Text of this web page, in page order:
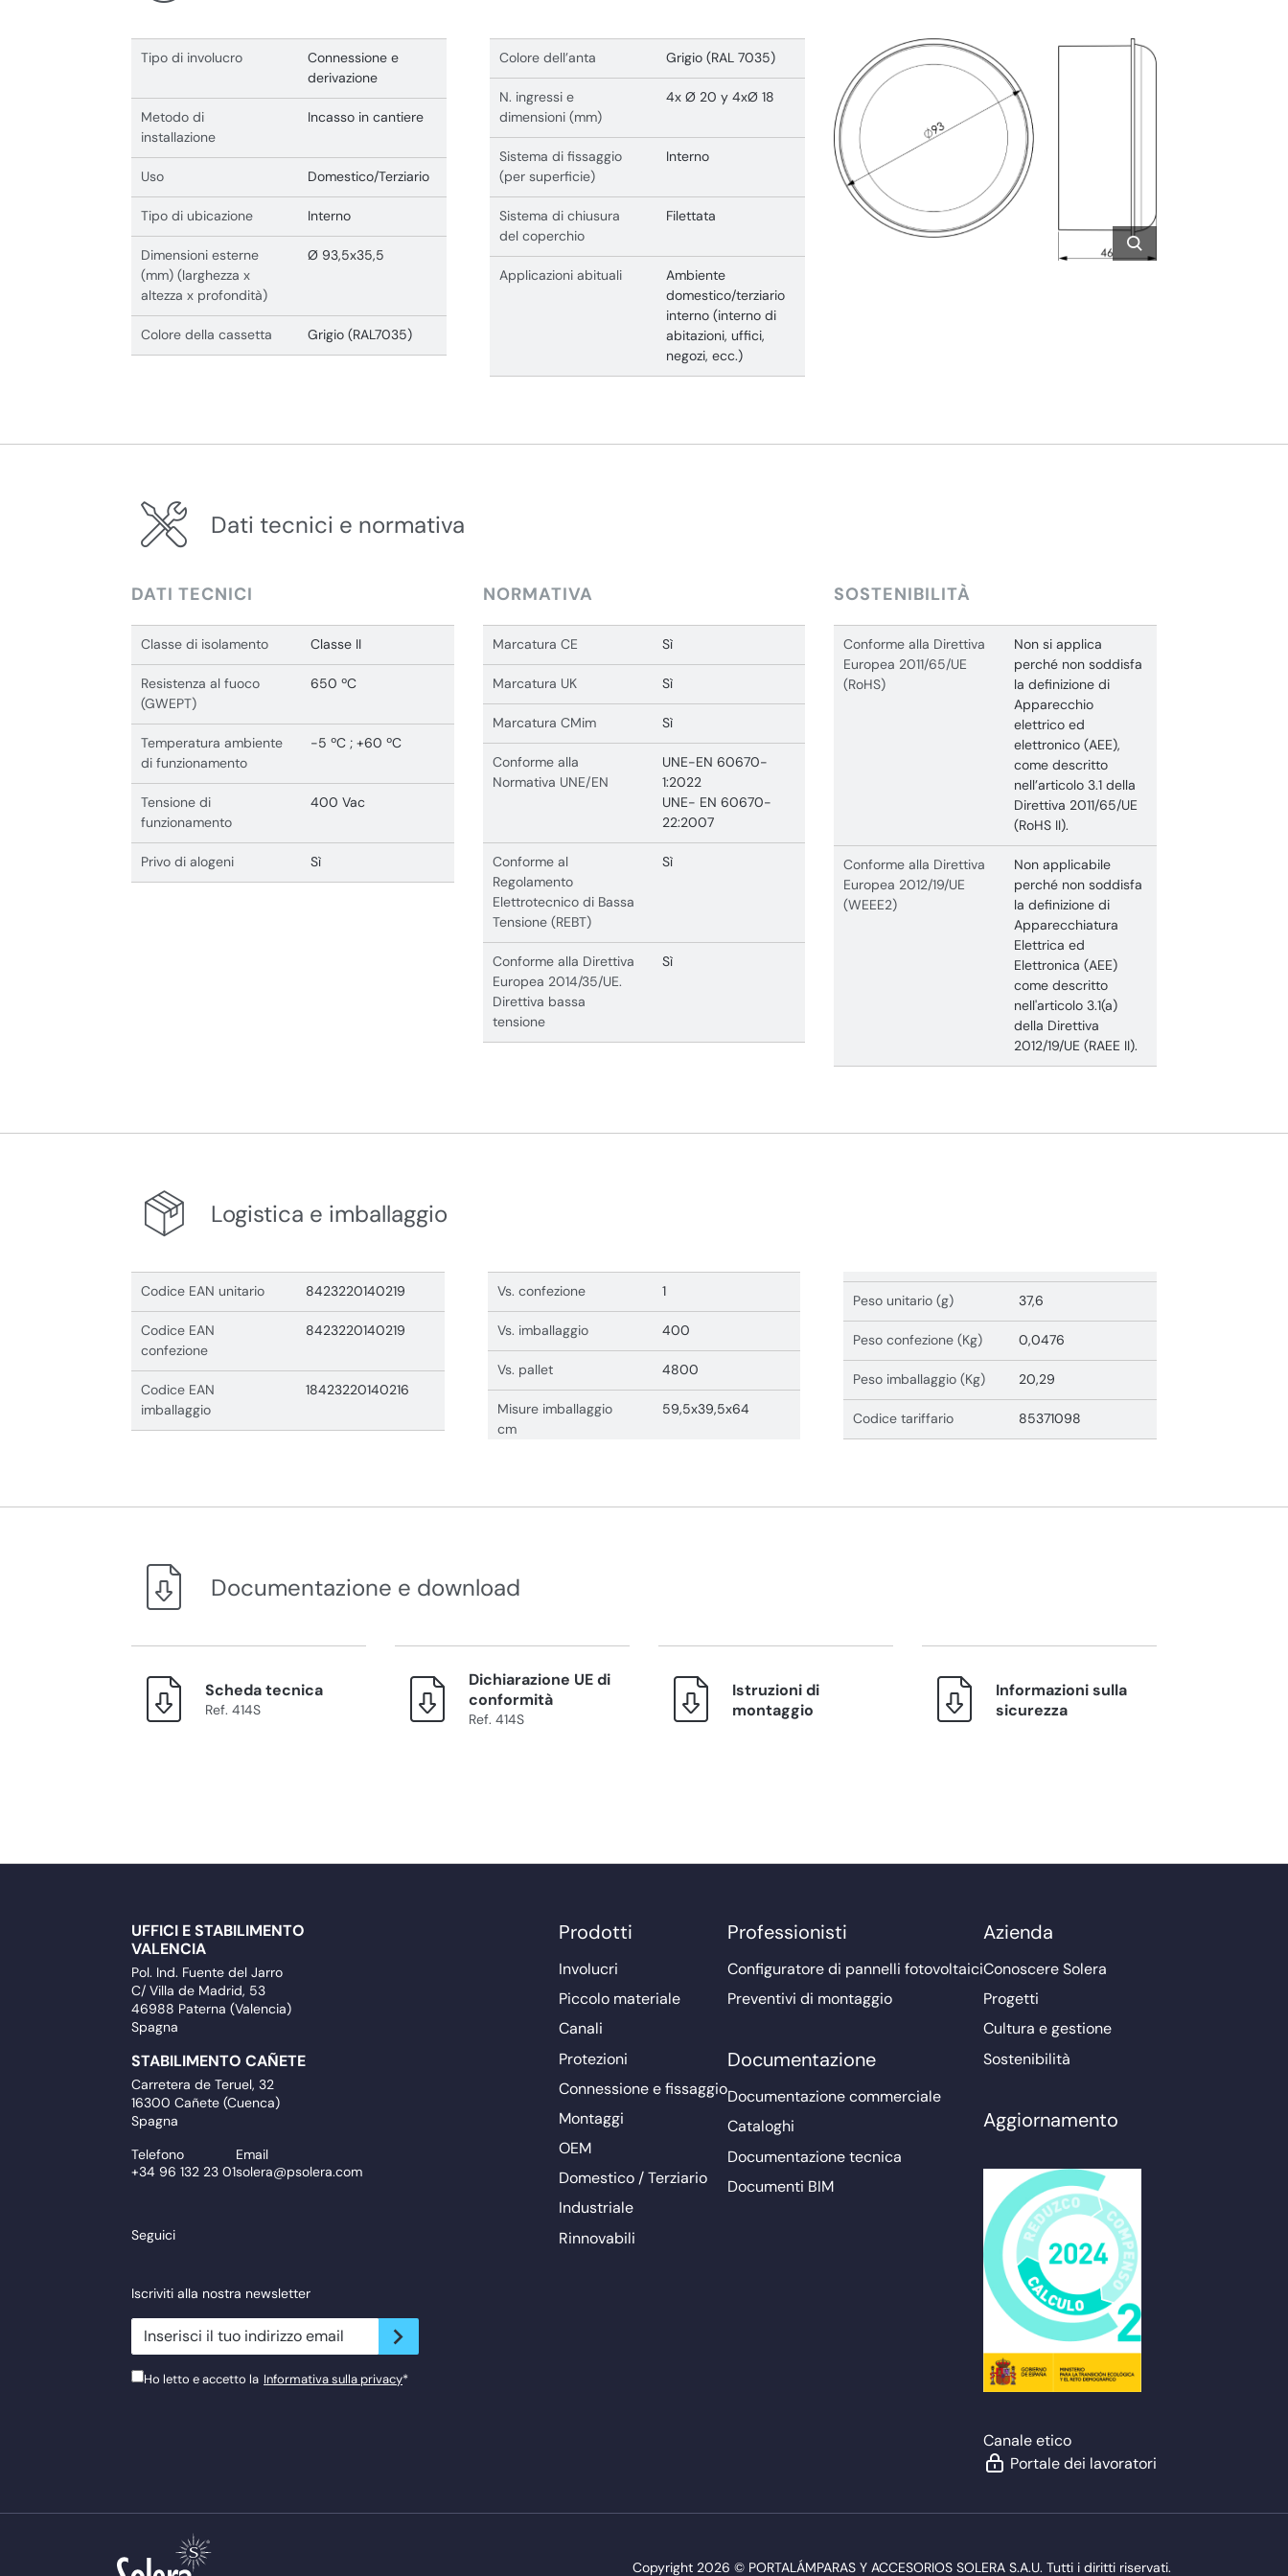
Tipo di involucro
Connessione e
derivazione
Metodo di
installazione
Incasso in cantiere
Uso Domestico/Terziario
Tipo di ubicazione Interno
Dimensioni esterne
(mm) (larghezza x
altezza x profondità)
Ø 93,5x35,5
Colore della cassetta Grigio (RAL7035)
Colore dell’anta Grigio (RAL 7035)
N. ingressi e
dimensioni (mm)
4x Ø 20 y 4xØ 18
Sistema di fissaggio
(per superficie)
Interno
Sistema di chiusura
del coperchio
Filettata
Applicazioni abituali
Ambiente
domestico/terziario
interno (interno di
abitazioni, uffici,
negozi, ecc.)
Dati tecnici e normativa
DATI TECNICI
Classe di isolamento Classe II
Resistenza al fuoco
(GWEPT)
650 ºC
Temperatura ambiente
di funzionamento
-5 ºC ; +60 ºC
Tensione di
funzionamento
400 Vac
Privo di alogeni Sì
NORMATIVA
Marcatura CE Sì
Marcatura UK Sì
Marcatura CMim Sì
Conforme alla
Normativa UNE/EN
UNE-EN 60670-
1:2022
UNE- EN 60670-
22:2007
Conforme al
Regolamento
Elettrotecnico di Bassa
Tensione (REBT)
Sì
Conforme alla Direttiva
Europea 2014/35/UE.
Direttiva bassa
tensione
Sì
SOSTENIBILITÀ
Conforme alla Direttiva
Europea 2011/65/UE
(RoHS)
Non si applica
perché non soddisfa
la definizione di
Apparecchio
elettrico ed
elettronico (AEE),
come descritto
nell’articolo 3.1 della
Direttiva 2011/65/UE
(RoHS II).
Conforme alla Direttiva
Europea 2012/19/UE
(WEEE2)
Non applicabile
perché non soddisfa
la definizione di
Apparecchiatura
Elettrica ed
Elettronica (AEE)
come descritto
nell'articolo 3.1(a)
della Direttiva
2012/19/UE (RAEE II).
Logistica e imballaggio
Codice EAN unitario 8423220140219
Codice EAN
confezione
8423220140219
Codice EAN
imballaggio
18423220140216
Vs. confezione 1
Vs. imballaggio 400
Vs. pallet 4800
Misure imballaggio
cm
59,5x39,5x64
Peso unitario (g) 37,6
Peso confezione (Kg) 0,0476
Peso imballaggio (Kg) 20,29
Codice tariffario 85371098
Documentazione e download
Scheda tecnica
Ref. 414S
Dichiarazione UE di
conformità
Ref. 414S
Istruzioni di
montaggio
Informazioni sulla
sicurezza
UFFICI E STABILIMENTO
VALENCIA
Pol. Ind. Fuente del Jarro
C/ Villa de Madrid, 53
46988 Paterna (Valencia)
Spagna
STABILIMENTO CAÑETE
Carretera de Teruel, 32
16300 Cañete (Cuenca)
Spagna
Telefono
+34 96 132 23 01
Email
solera@psolera.com
Seguici
Iscriviti alla nostra newsletter
newsletter.suscribe
Ho letto e accetto la Informativa sulla privacy*
Prodotti
Involucri
Piccolo materiale
Canali
Protezioni
Connessione e fissaggio
Montaggi
OEM
Domestico / Terziario
Industriale
Rinnovabili
Professionisti
Configuratore di pannelli fotovoltaici
Preventivi di montaggio
Documentazione
Documentazione commerciale
Cataloghi
Documentazione tecnica
Documenti BIM
Azienda
Conoscere Solera
Progetti
Cultura e gestione
Sostenibilità
Aggiornamento
Canale etico
Portale dei lavoratori
Copyright 2026 © PORTALÁMPARAS Y ACCESORIOS SOLERA S.A.U. Tutti i diritti riservati.